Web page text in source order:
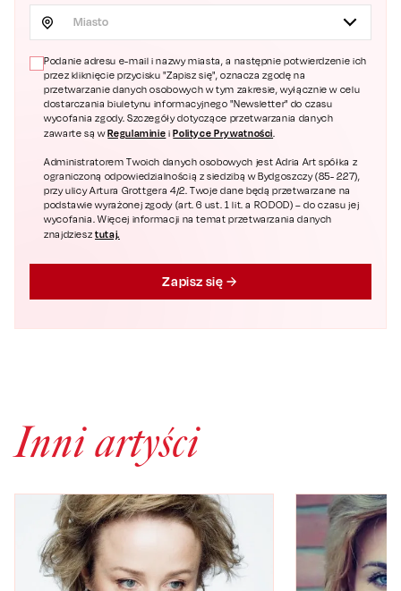
Miasto
Podanie adresu e-mail i nazwy miasta, a następnie potwierdzenie ich
przez kliknięcie przycisku "Zapisz się", oznacza zgodę na
przetwarzanie danych osobowych w tym zakresie, wyłącznie w celu
dostarczania biuletynu informacyjnego "Newsletter" do czasu
wycofania zgody. Szczegóły dotyczące przetwarzania danych
zawarte są wRegulaminie iPolityce Prywatności.
Administratorem Twoich danych osobowych jest Adria Art spółka z
ograniczoną odpowiedzialnością z siedzibą w Bydgoszczy (85- 227),
przy ulicy Artura Grottgera 4/2. Twoje dane będą przetwarzane na
podstawie wyrażonej zgody (art. 6 ust. 1 lit. a RODOD) – do czasu jej
wycofania. Więcej informacji na temat przetwarzania danych
znajdziesztutaj.
Zapisz się
Inni artyści